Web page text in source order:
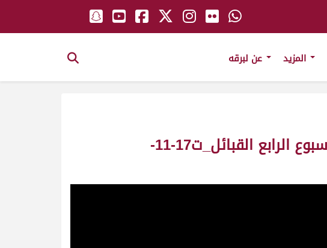
جباره ملك_سعيد سهيل دليوي الكتبي ش9 حيل سباق المرموم الأسبوع الرابع القبائل_ت17-11-